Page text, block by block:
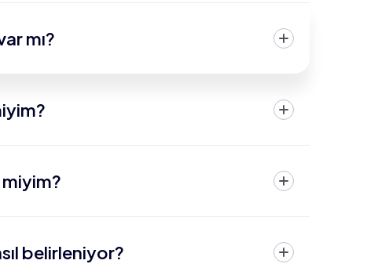
mı?
belirleniyor?